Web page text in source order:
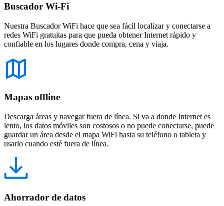
Buscador Wi-Fi
Nuestra Buscador WiFi hace que sea fácil localizar y conectarse a
redes WiFi gratuitas para que pueda obtener Internet rápido y
confiable en los lugares donde compra, cena y viaja.
Mapas offline
Descarga áreas y navegar fuera de línea. Si va a donde Internet es
lento, los datos móviles son costosos o no puede conectarse, puede
guardar un área desde el mapa WiFi hasta su teléfono o tableta y
usarlo cuando esté fuera de línea.
Ahorrador de datos